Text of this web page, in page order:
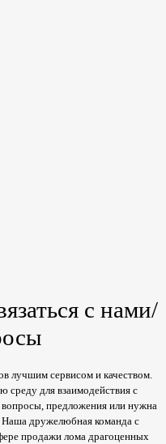
с нами/
лучшим сервисом и качеством.
для взаимодействия с
вопросы, предложения или нужна
Наша дружелюбная команда с
продажи лома драгоценных